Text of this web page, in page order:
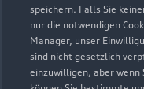
speichern. Falls Sie
nur die notwendigen
Manager, unser
sind nicht gesetzlich
einzuwilligen, aber
Modelle